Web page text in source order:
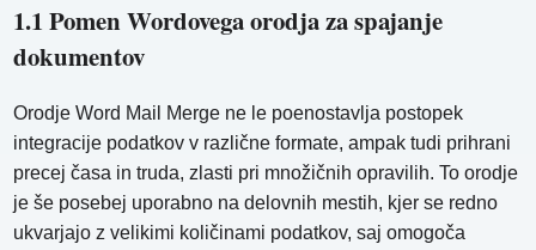
1.1 Pomen Wordovega orodja za spajanje
dokumentov
Orodje Word Mail Merge ne le poenostavlja postopek
integracije podatkov v različne formate, ampak tudi prihrani
precej časa in truda, zlasti pri množičnih opravilih. To orodje
je še posebej uporabno na delovnih mestih, kjer se redno
ukvarjajo z velikimi količinami podatkov, saj omogoča